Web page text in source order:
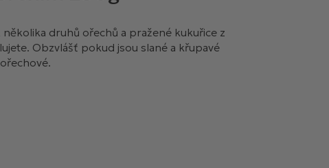
druhů ořechů a pražené kukuřice z
Obzvlášť pokud jsou slané a křupavé